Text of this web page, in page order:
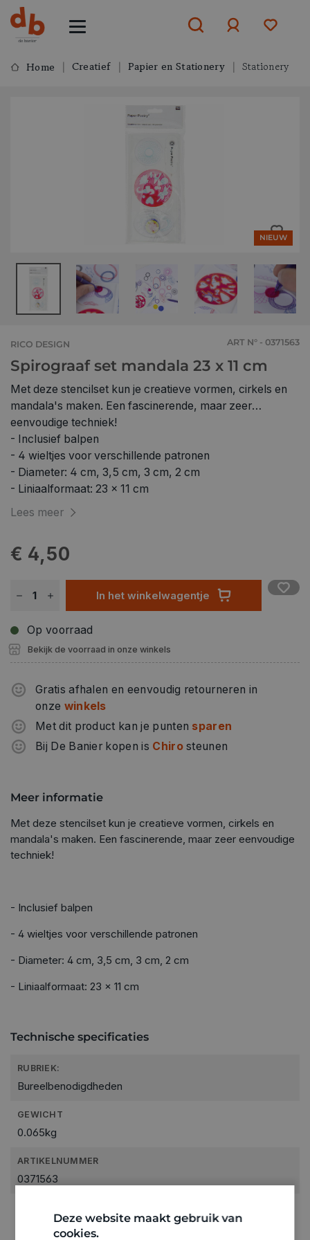
ofaanmelden
Home Creatief Papier en Stationery Stationery
NIEUW
RICO DESIGN ART N° - 0371563
Spirograaf set mandala 23 x 11 cm
Met deze stencilset kun je creatieve vormen, cirkels en
mandala's maken. Een fascinerende, maar zeer
eenvoudige techniek!
- Inclusief balpen
- 4 wieltjes voor verschillende patronen
- Diameter: 4 cm, 3,5 cm, 3 cm, 2 cm
- Liniaalformaat: 23 x 11 cm
Lees meer
€ 4,50
In het winkelwagentje
Op voorraad
Bekijk de voorraad in onze winkels
Gratis afhalen en eenvoudig retourneren in
onze winkels
Met dit product kan je punten sparen
Bij De Banier kopen is Chirosteunen
Meer informatie
Met deze stencilset kun je creatieve vormen, cirkels en
mandala's maken. Een fascinerende, maar zeer eenvoudige
techniek!
- Inclusief balpen
- 4 wieltjes voor verschillende patronen
- Diameter: 4 cm, 3,5 cm, 3 cm, 2 cm
- Liniaalformaat: 23 x 11 cm
Technische specificaties
RUBRIEK:
Bureelbenodigdheden
GEWICHT
0.065kg
ARTIKELNUMMER
0371563
Deze website maakt gebruik van
cookies.